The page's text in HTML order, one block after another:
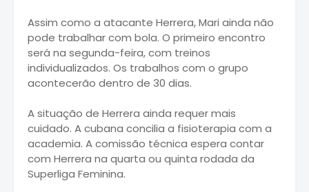
Assim como a atacante Herrera, Mari ainda não
pode trabalhar com bola. O primeiro encontro
será na segunda-feira, com treinos
individualizados. Os trabalhos com o grupo
acontecerão dentro de 30 dias.
A situação de Herrera ainda requer mais
cuidado. A cubana concilia a fisioterapia com a
academia. A comissão técnica espera contar
com Herrera na quarta ou quinta rodada da
Superliga Feminina.